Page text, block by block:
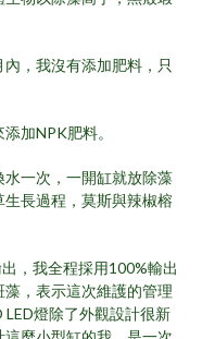
，我沒有添加肥料，只
加NPK肥料。
一次，一開缸就放除藻
長過程，莫斯與辣椒榕
，我全程採用100%輸出
，表示這次維護的管理
燈除了外觀設計很新